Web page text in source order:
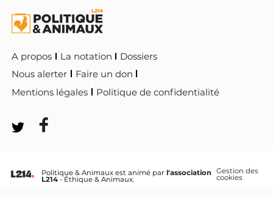
A propos La notation
Dossiers
Nous alerter
Faire un don
Mentions légales
Politique de confidentialité
Politique & Animaux est animé parl'association
L214 - Éthique & Animaux.
Gestion des
cookies